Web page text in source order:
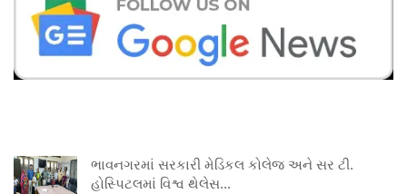
ભાવનગરમાં સરકારી મેડિકલ કોલેજ અને સર ટી.
હોસ્પિટલમાં વિશ્વ થેલેસ...